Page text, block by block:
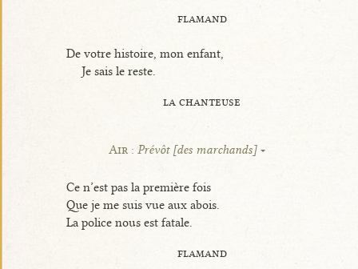
flamand
De votre histoire, mon enfant,
Je sais le reste.
la chanteuse
Air : Prévôt [des marchands]
Ce n’est pas la première fois
Que je me suis vue aux abois.
La police nous est fatale.
flamand